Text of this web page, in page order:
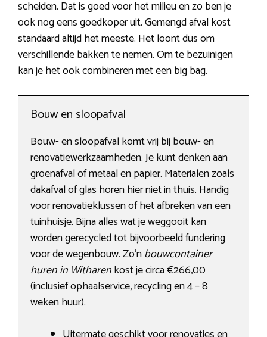
scheiden. Dat is goed voor het milieu en zo ben je
ook nog eens goedkoper uit. Gemengd afval kost
standaard altijd het meeste. Het loont dus om
verschillende bakken te nemen. Om te bezuinigen
kan je het ook combineren met een big bag.
Bouw en sloopafval
Bouw- en sloopafval komt vrij bij bouw- en
renovatiewerkzaamheden. Je kunt denken aan
groenafval of metaal en papier. Materialen zoals
dakafval of glas horen hier niet in thuis. Handig
voor renovatieklussen of het afbreken van een
tuinhuisje. Bijna alles wat je weggooit kan
worden gerecycled tot bijvoorbeeld fundering
voor de wegenbouw. Zo’nbouwcontainer
huren in Witharenkost je circa €266,00
(inclusief ophaalservice, recycling en 4 – 8
weken huur).